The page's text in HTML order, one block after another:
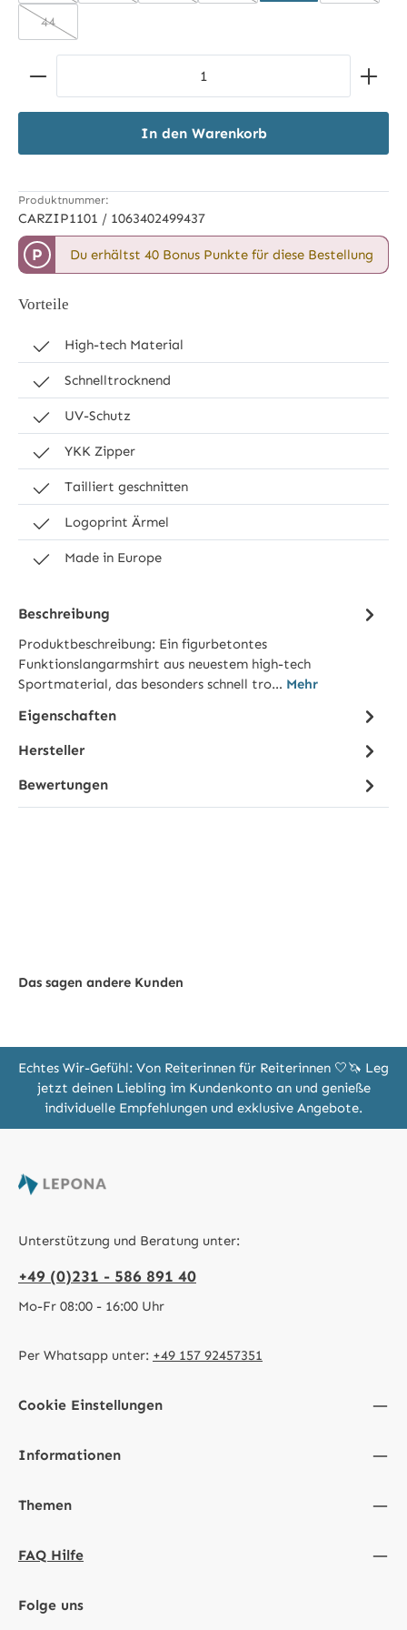
44
(Diese Option ist zurzeit nicht verfügbar.)
Produkt Anzahl: Gib den gewünschten Wert ein
In den Warenkorb
Produktnummer:
CARZIP1101 / 1063402499437
P Du erhältst 40 Bonus Punkte für diese Bestellung
Vorteile
High-tech Material
Schnelltrocknend
UV-Schutz
YKK Zipper
Tailliert geschnitten
Logoprint Ärmel
Made in Europe
Beschreibung
Produktbeschreibung: Ein figurbetontes
Funktionslangarmshirt aus neuestem high-tech
Sportmaterial, das besonders schnell tro… Mehr
Eigenschaften
Hersteller
Bewertungen
Das sagen andere Kunden
Echtes Wir-Gefühl: Von Reiterinnen für Reiterinnen 🤍🦄 Leg
jetzt deinen Liebling im Kundenkonto an und genieße
individuelle Empfehlungen und exklusive Angebote.
Unterstützung und Beratung unter:
+49 (0)231 - 586 891 40
Mo-Fr 08:00 - 16:00 Uhr
Per Whatsapp unter: +49 157 92457351
Cookie Einstellungen
Informationen
Themen
FAQ Hilfe
Folge uns